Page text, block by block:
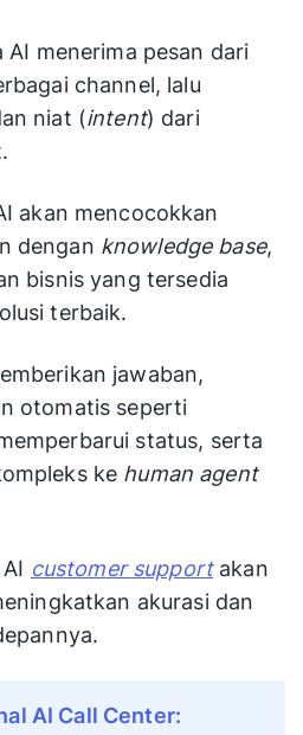
AI menerima pesan dari
channel, lalu
niat (intent) dari
akan mencocokkan
dengan knowledge base,
bisnis yang tersedia
terbaik.
jawaban,
otomatis seperti
status, serta
ke human agent
customer supportakan
akurasi dan
AI Call Center: